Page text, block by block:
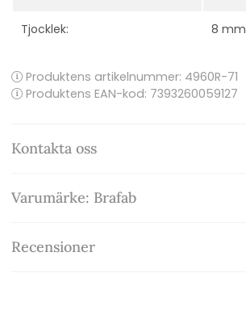
Tjocklek: 8 mm
Produktens artikelnummer: 4960R-71
Produktens EAN-kod: 7393260059127
Kontakta oss
Varumärke: Brafab
Recensioner